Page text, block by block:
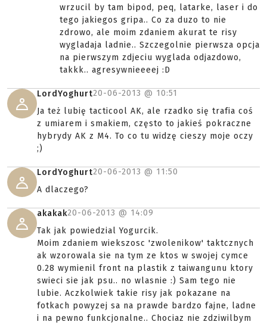
wrzucil by tam bipod, peq, latarke, laser i do
tego jakiegos gripa.. Co za duzo to nie
zdrowo, ale moim zdaniem akurat te risy
wygladaja ladnie.. Szczegolnie pierwsza opcja
na pierwszym zdjeciu wyglada odjazdowo,
takkk.. agresywnieeeej :D
LordYoghurt20-06-2013 @ 10:51
Ja też lubię tacticool AK, ale rzadko się trafia coś
z umiarem i smakiem, często to jakieś pokraczne
hybrydy AK z M4. To co tu widzę cieszy moje oczy
;)
LordYoghurt20-06-2013 @ 11:50
A dlaczego?
akakak20-06-2013 @ 14:09
Tak jak powiedzial Yogurcik.
Moim zdaniem wiekszosc 'zwolenikow' taktcznych
ak wzorowala sie na tym ze ktos w swojej cymce
0.28 wymienil front na plastik z taiwangunu ktory
swieci sie jak psu.. no wlasnie :) Sam tego nie
lubie. Aczkolwiek takie risy jak pokazane na
fotkach powyzej sa na prawde bardzo fajne, ladne
i na pewno funkcjonalne.. Chociaz nie zdziwilbym